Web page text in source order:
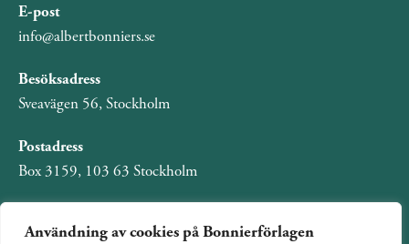
Användning av cookies på Bonnierförlagen
E-post
info@albertbonniers.se
Besöksadress
Sveavägen 56, Stockholm
Postadress
Box 3159, 103 63 Stockholm